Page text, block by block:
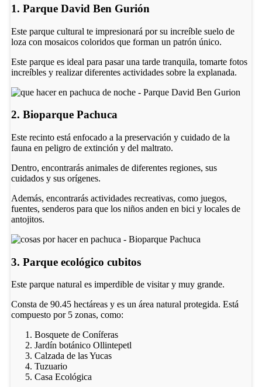
1. Parque David Ben Gurión
Este parque cultural te impresionará por su increíble suelo de
loza con mosaicos coloridos que forman un patrón único.
Este parque es ideal para pasar una tarde tranquila, tomarte fotos
increíbles y realizar diferentes actividades sobre la explanada.
2. Bioparque Pachuca
Este recinto está enfocado a la preservación y cuidado de la
fauna en peligro de extinción y del maltrato.
Dentro, encontrarás animales de diferentes regiones, sus
cuidados y sus orígenes.
Además, encontrarás actividades recreativas, como juegos,
fuentes, senderos para que los niños anden en bici y locales de
antojitos.
3. Parque ecológico cubitos
Este parque natural es imperdible de visitar y muy grande.
Consta de 90.45 hectáreas y es un área natural protegida. Está
compuesto por 5 zonas, como:
Bosquete de Coníferas
Jardín botánico Ollintepetl
Calzada de las Yucas
Tuzuario
Casa Ecológica